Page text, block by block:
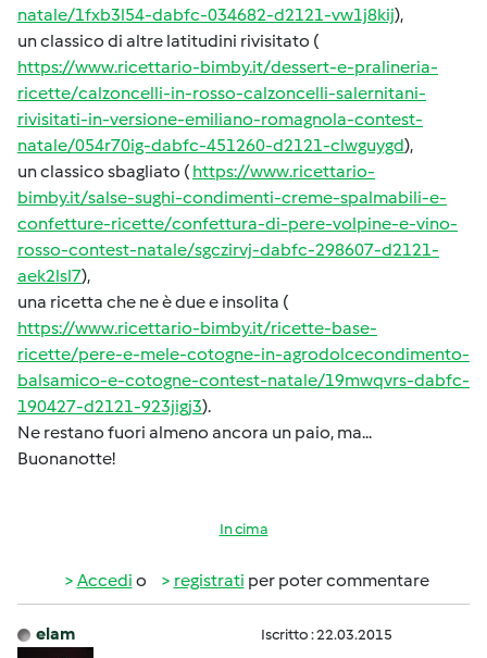
natale/1fxb3l54-dabfc-034682-d2121-vw1j8kij),
un classico di altre latitudini rivisitato (
https://www.ricettario-bimby.it/dessert-e-pralineria-
ricette/calzoncelli-in-rosso-calzoncelli-salernitani-
rivisitati-in-versione-emiliano-romagnola-contest-
natale/054r70ig-dabfc-451260-d2121-clwguygd),
un classico sbagliato ( https://www.ricettario-
bimby.it/salse-sughi-condimenti-creme-spalmabili-e-
confetture-ricette/confettura-di-pere-volpine-e-vino-
rosso-contest-natale/sgczirvj-dabfc-298607-d2121-
aek2lsl7),
una ricetta che ne è due e insolita (
https://www.ricettario-bimby.it/ricette-base-
ricette/pere-e-mele-cotogne-in-agrodolcecondimento-
balsamico-e-cotogne-contest-natale/19mwqvrs-dabfc-
190427-d2121-923jigj3).
Ne restano fuori almeno ancora un paio, ma...
Buonanotte!
In cima
Accedi o registrati per poter commentare
elam Iscritto : 22.03.2015